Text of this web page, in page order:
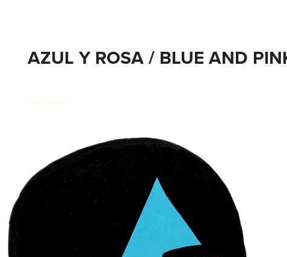
AZUL Y ROSA / BLUE AND